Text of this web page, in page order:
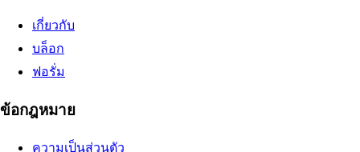
เกี่ยวกับ
บล็อก
ฟอรั่ม
ข้อกฎหมาย
ความเป็นส่วนตัว